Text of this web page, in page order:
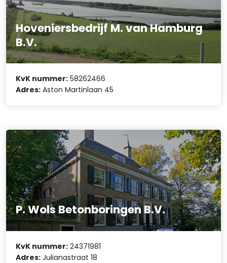
Hoveniersbedrijf M. van Hamburg
B.V.
KvK nummer: 58262466
Adres: Aston Martinlaan 45
P. Wols Betonboringen B.V.
KvK nummer: 24371981
Adres: Julianastraat 18